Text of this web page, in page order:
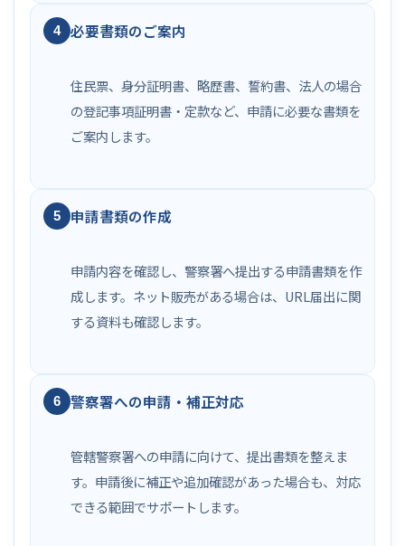
4 必要書類のご案内
住民票、身分証明書、略歴書、誓約書、法人の場合
の登記事項証明書・定款など、申請に必要な書類を
ご案内します。
5 申請書類の作成
申請内容を確認し、警察署へ提出する申請書類を作
成します。ネット販売がある場合は、URL届出に関
する資料も確認します。
6 警察署への申請・補正対応
管轄警察署への申請に向けて、提出書類を整えま
す。申請後に補正や追加確認があった場合も、対応
できる範囲でサポートします。